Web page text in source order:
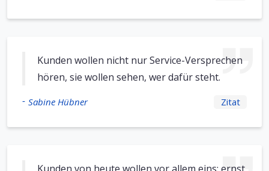
Kunden wollen nicht nur Service-Versprechen
hören, sie wollen sehen, wer dafür steht.
- Sabine Hübner Zitat